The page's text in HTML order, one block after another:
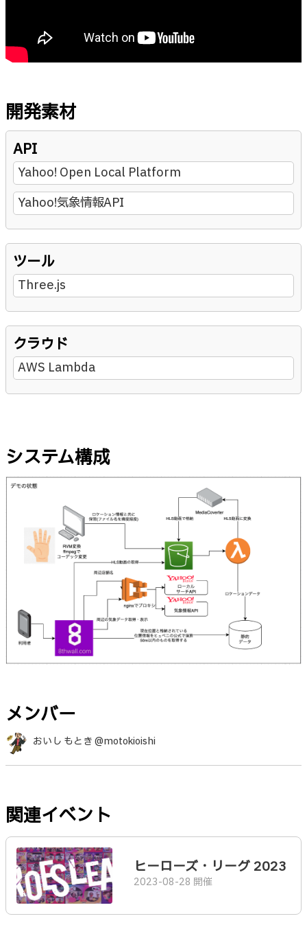
開発素材
API
Yahoo! Open Local Platform
Yahoo!気象情報API
ツール
Three.js
クラウド
AWS Lambda
システム構成
メンバー
おいし もとき @motokioishi
関連イベント
ヒーローズ・リーグ 2023
2023-08-28 開催